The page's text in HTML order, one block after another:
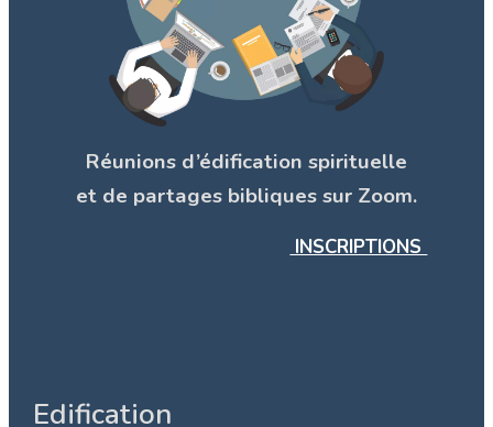
Réunions d’édification spirituelle
et de partages bibliques sur Zoom.
INSCRIPTIONS
Edification